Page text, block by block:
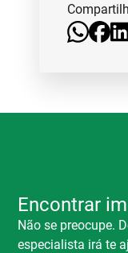
Encontrar
Não se preocupe.
especialista irá te